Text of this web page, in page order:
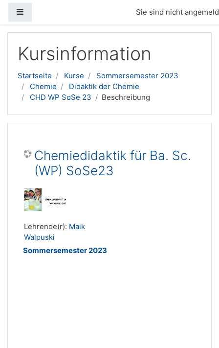
Sie sind nicht
Kursinformation
Startseite Kurse
Sommersemester 2023
Chemie
Didaktik der Chemie
CHD WP SoSe 23
Beschreibung
Chemiedidaktik für Ba. Sc.
(WP) SoSe23
Lehrende(r): Maik
Walpuski
Sommersemester 2023